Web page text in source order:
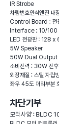
IR Strobe
차량번호인식엔진 내
Control Board : 전
Interface : 10/
LED 전광판 : 128
5W Speaker
50W Dual Output
소비전력 : 30W 전후
외장재질 : 스틸 자립
좌우 45도 머리부분
차단기부
모터사양 : BLDC 1